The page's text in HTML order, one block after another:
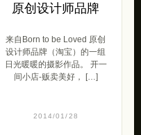
原创设计师品牌
来自Born to be Loved 原创
设计师品牌（淘宝）的一组
日光暖暖的摄影作品。 开一
间小店-贩卖美好， […]
2014/01/28